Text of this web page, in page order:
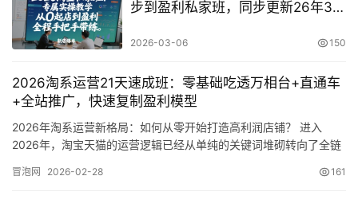
步到盈利私家班，同步更新26年3月
2026-03-06 150
2026淘系运营21天速成班：零基础吃透万相台+直通车
+全站推广，快速复制盈利模型
2026年淘系运营新格局：如何从零开始打造高利润店铺？ 进入
2026年，淘宝天猫的运营逻辑已经从单纯的关键词堆砌转向了全链
冒泡网 2026-02-28 161